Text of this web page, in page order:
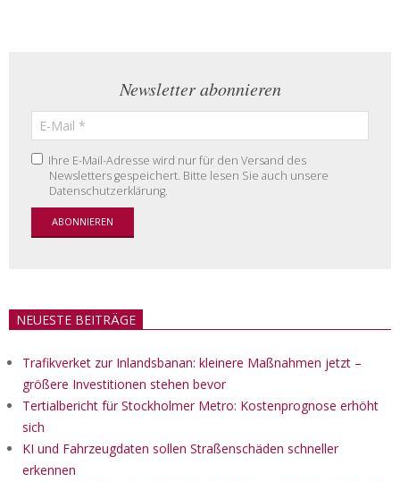
Newsletter abonnieren
Ihre E-Mail-Adresse wird nur für den Versand des
Newsletters gespeichert. Bitte lesen Sie auch unsere
Datenschutzerklärung.
NEUESTE BEITRÄGE
Trafikverket zur Inlandsbanan: kleinere Maßnahmen jetzt –
größere Investitionen stehen bevor
Tertialbericht für Stockholmer Metro: Kostenprognose erhöht
sich
KI und Fahrzeugdaten sollen Straßenschäden schneller
erkennen